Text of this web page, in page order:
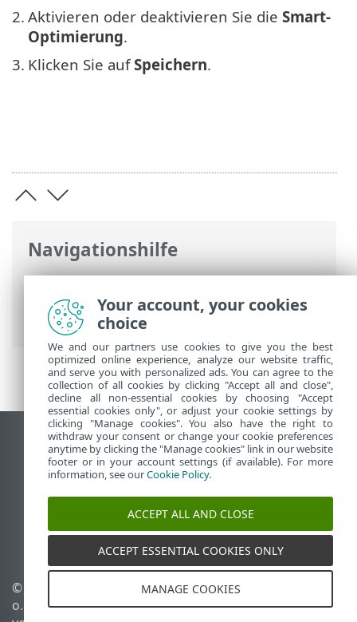
Navigationshilfe
ESET Online-Hilfe>ESET Server Security
for Linux
>Konfiguration >
Schutzfunktionen
> Echtzeit-Dateischutz
2. Aktivieren oder deaktivieren Sie die Smart-
Optimierung.
3. Klicken Sie aufSpeichern.
Desktop-Site anzeigen
End of Life
ESET Knowledgebase
ESET-Forum
ESET Status Portal
Regionaler Support
© 1992 - 2025 ESET, spol. s r.
o. - Alle Rechte
Cookies verwalten
Cookie-Richtlinie
Your account, your cookies
choice
We and our partners use cookies to give you the best
optimized online experience, analyze our website traffic,
and serve you with personalized ads. You can agree to the
collection of all cookies by clicking "Accept all and close",
decline all non-essential cookies by choosing "Accept
essential cookies only", or adjust your cookie settings by
clicking "Manage cookies". You also have the right to
withdraw your consent or change your cookie preferences
anytime by clicking the "Manage cookies" link in our website
footer or in your account settings (if available). For more
information, see ourCookie Policy.
ACCEPT ALL AND CLOSE
ACCEPT ESSENTIAL COOKIES ONLY
MANAGE COOKIES